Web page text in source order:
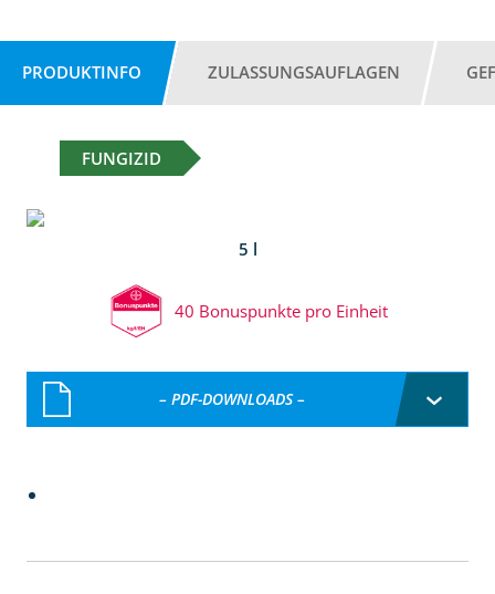
PRODUKTINFO ZULASSUNGSAUFLAGEN
FUNGIZID
5 l
40 Bonuspunkte pro Einheit
– PDF-DOWNLOADS –